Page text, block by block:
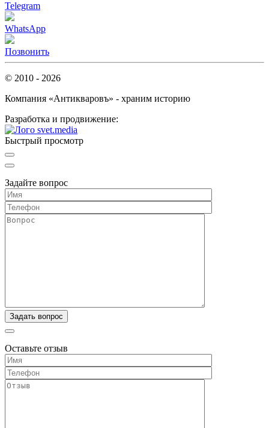
Telegram
WhatsApp
Позвонить
© 2010 - 2026
Компания «Антикваровъ» - храним историю
Разработка и продвижение:
Быстрый просмотр
Задайте вопрос
Оставьте отзыв